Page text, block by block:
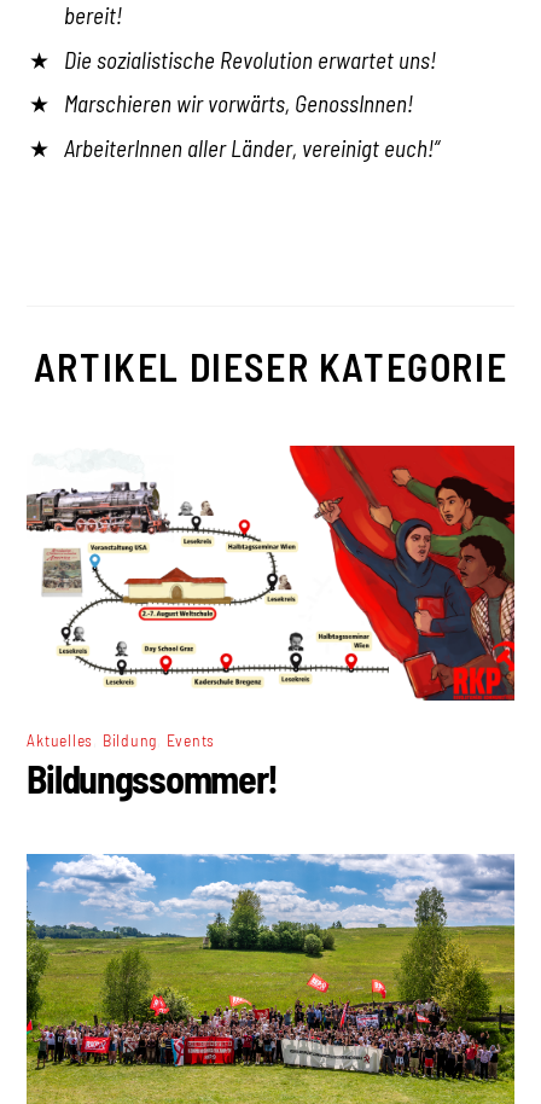
bereit!
Die sozialistische Revolution erwartet uns!
Marschieren wir vorwärts, GenossInnen!
ArbeiterInnen aller Länder, vereinigt euch!“
ARTIKEL DIESER KATEGORIE
Aktuelles Bildung Events
Bildungssommer!